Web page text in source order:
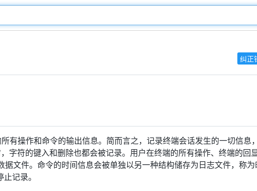
纠正
有操作和命令的输出信息。简而言之，记录终端会话发生的一切信息
字符的键入和删除也都会被记录。用户在终端的所有操作、终端的回
文件。命令的时间信息会被单独以另一种结构储存为日志文件，称为
止记录。